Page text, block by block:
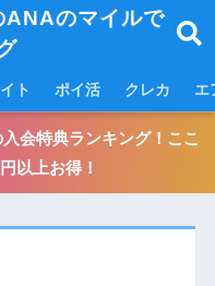
ANAのマイルで
ト ポイ活 クレカ エ
会特典ランキング！ここ
以上お得！